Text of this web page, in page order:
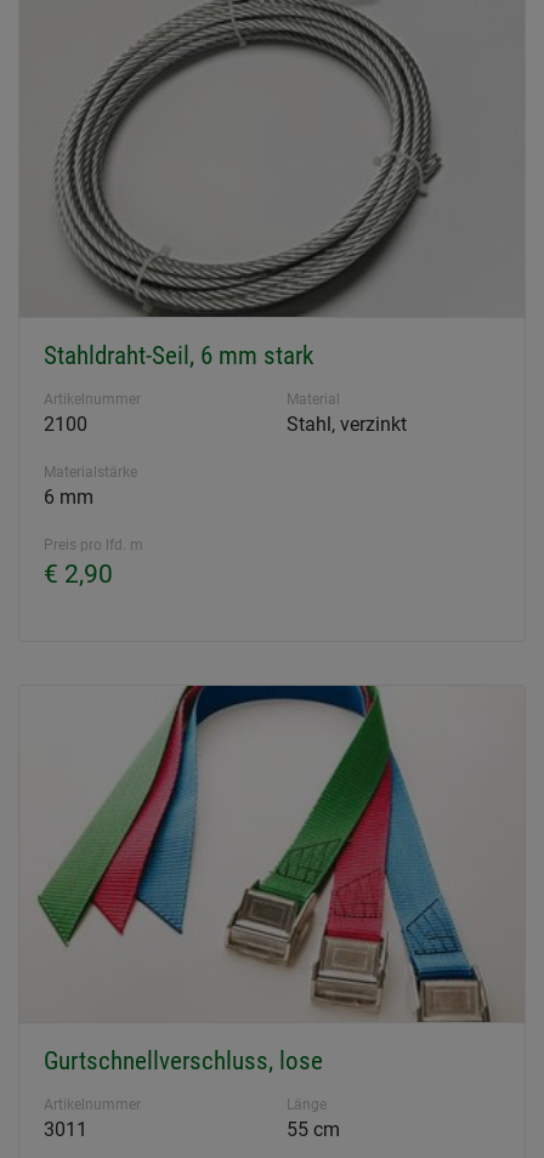
Stahldraht-Seil, 6 mm stark
Artikelnummer
2100
Material
Stahl, verzinkt
Materialstärke
6 mm
Preis pro lfd. m
€ 2,90
Gurtschnellverschluss, lose
Artikelnummer
3011
Länge
55 cm